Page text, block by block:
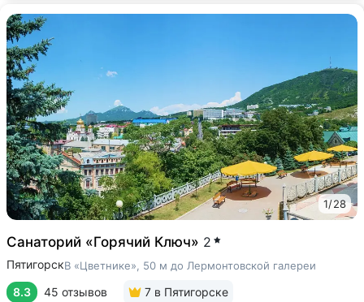
1/28
Санаторий «Горячий Ключ» 2
ПятигорскВ «Цветнике», 50 м до Лермонтовской галереи
8.3 45 отзывов 7 в Пятигорске